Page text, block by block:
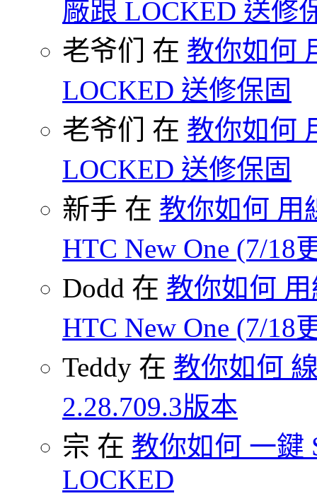
廠跟 LOCKED 送修
老爷们 在 教你如何
LOCKED 送修保固
老爷们 在 教你如何
LOCKED 送修保固
新手 在 教你如何 用
HTC New One (7/18
Dodd 在 教你如何
HTC New One (7/18
Teddy 在 教你如何
2.28.709.3版本
宗 在 教你如何 一鍵
LOCKED